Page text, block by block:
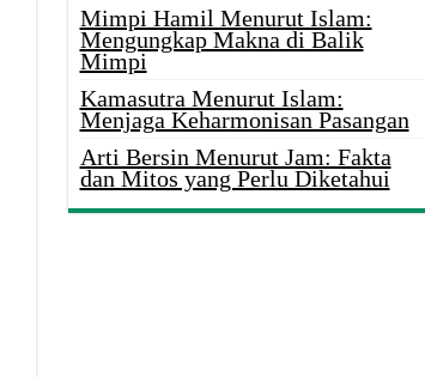
Mimpi Hamil Menurut Islam:
Mengungkap Makna di Balik
Mimpi
Kamasutra Menurut Islam:
Menjaga Keharmonisan Pasangan
Arti Bersin Menurut Jam: Fakta
dan Mitos yang Perlu Diketahui